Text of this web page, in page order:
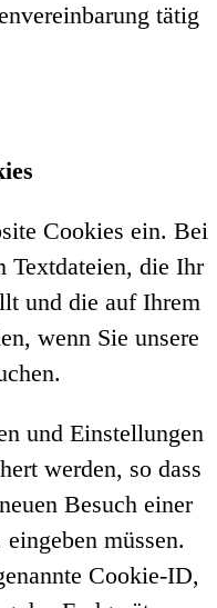
tätig
Cookies ein. Bei
Textdateien, die Ihr
und die auf Ihrem
wenn Sie unsere
und Einstellungen
werden, so dass
Besuch einer
müssen.
Cookie-ID,